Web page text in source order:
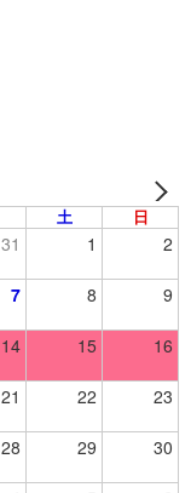
土 日
31 1 2
7 8 9
14 15 16
21 22 23
28 29 30